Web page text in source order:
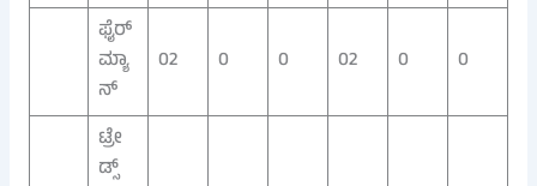
ಫೈರ್‌
ಮ್ಯಾ
ನ್
02 0 0 02 0 0
ಟ್ರೇ
ಡ್ಸ್‌